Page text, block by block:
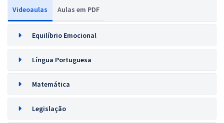
Videoaulas Aulas em PDF
Equilíbrio Emocional
Língua Portuguesa
Matemática
Legislação